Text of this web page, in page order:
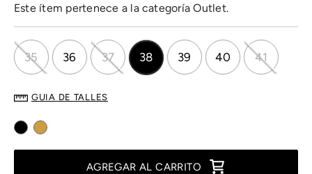
Este ítem pertenece a la categoría Outlet.
35 36 37 38 39 40 41
GUIA DE TALLES
AGREGAR AL CARRITO